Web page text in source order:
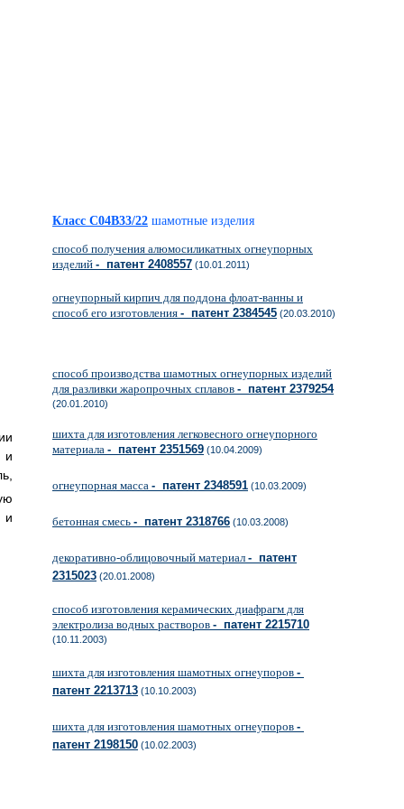
и
и
Класс C04B33/22 шамотные изделия
способ получения алюмосиликатных огнеупорных
изделий - патент 2408557 (10.01.2011)
огнеупорный кирпич для поддона флоат-ванны и
способ его изготовления - патент 2384545 (20.03.2010)
способ производства шамотных огнеупорных изделий
для разливки жаропрочных сплавов - патент 2379254
(20.01.2010)
шихта для изготовления легковесного огнеупорного
материала - патент 2351569 (10.04.2009)
огнеупорная масса - патент 2348591 (10.03.2009)
бетонная смесь - патент 2318766 (10.03.2008)
декоративно-облицовочный материал - патент
2315023 (20.01.2008)
способ изготовления керамических диафрагм для
электролиза водных растворов - патент 2215710
(10.11.2003)
шихта для изготовления шамотных огнеупоров -
патент 2213713 (10.10.2003)
шихта для изготовления шамотных огнеупоров -
патент 2198150 (10.02.2003)